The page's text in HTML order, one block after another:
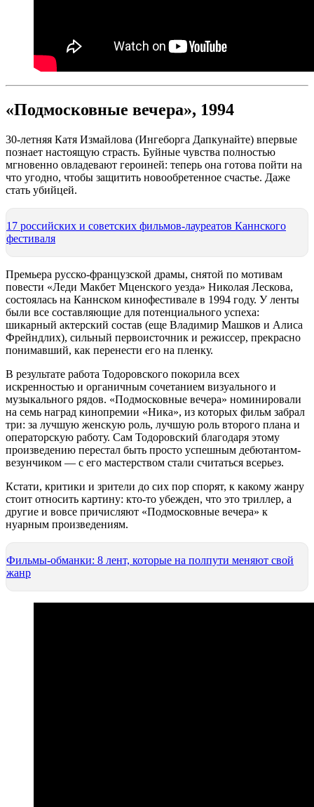
«Подмосковные вечера», 1994
30-летняя Катя Измайлова (Ингеборга Дапкунайте) впервые
познает настоящую страсть. Буйные чувства полностью
мгновенно овладевают героиней: теперь она готова пойти на
что угодно, чтобы защитить новообретенное счастье. Даже
стать убийцей.
17 российских и советских фильмов-лауреатов Каннского
фестиваля
Премьера русско-французской драмы, снятой по мотивам
повести «Леди Макбет Мценского уезда» Николая Лескова,
состоялась на Каннском кинофестивале в 1994 году. У ленты
были все составляющие для потенциального успеха:
шикарный актерский состав (еще Владимир Машков и Алиса
Фрейндлих), сильный первоисточник и режиссер, прекрасно
понимавший, как перенести его на пленку.
В результате работа Тодоровского покорила всех
искренностью и органичным сочетанием визуального и
музыкального рядов. «Подмосковные вечера» номинировали
на семь наград кинопремии «Ника», из которых фильм забрал
три: за лучшую женскую роль, лучшую роль второго плана и
операторскую работу. Сам Тодоровский благодаря этому
произведению перестал быть просто успешным дебютантом-
везунчиком — с его мастерством стали считаться всерьез.
Кстати, критики и зрители до сих пор спорят, к какому жанру
стоит относить картину: кто-то убежден, что это триллер, а
другие и вовсе причисляют «Подмосковные вечера» к
нуарным произведениям.
Фильмы-обманки: 8 лент, которые на полпути меняют свой
жанр